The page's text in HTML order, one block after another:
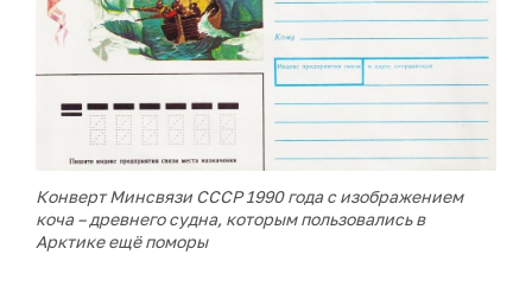
Конверт Минсвязи СССР 1990 года с изображением
коча – древнего судна, которым пользовались в
Арктике ещё поморы